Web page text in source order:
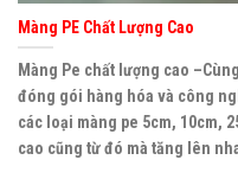
Màng PE Chất Lượng Cao
Màng Pe chất lượng cao
đóng gói hàng hóa và công
các loại màng pe 5cm, 10cm,
cao cũng từ đó mà tăng lên